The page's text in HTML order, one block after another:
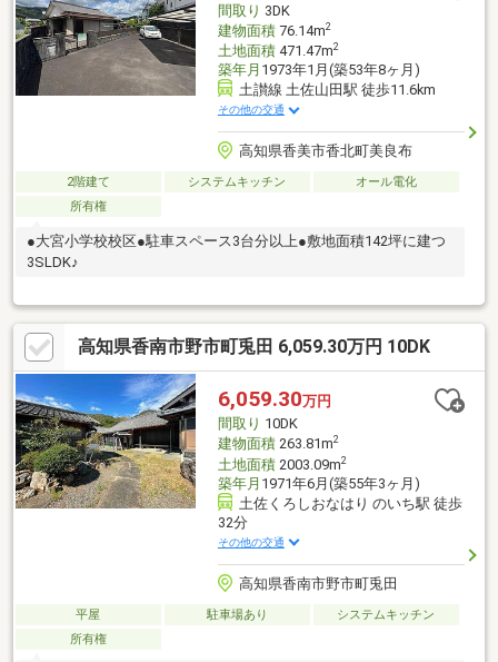
間取り 3DK
建物面積76.14m2
土地面積471.47m2
築年月 1973年1月(築53年8ヶ月)
土讃線 土佐山田駅 徒歩11.6km
その他の交通
高知県香美市香北町美良布
2階建て システムキッチン
オール電化
所有権
●大宮小学校校区●駐車スペース3台分以上●敷地面積142坪に建つ
3SLDK♪
高知県香南市野市町兎田 6,059.30万円 10DK
6,059.30万円
間取り 10DK
建物面積263.81m2
土地面積2003.09m2
築年月 1971年6月(築55年3ヶ月)
土佐くろしおなはり のいち駅 徒歩
32分
その他の交通
高知県香南市野市町兎田
平屋 駐車場あり
システムキッチン
所有権